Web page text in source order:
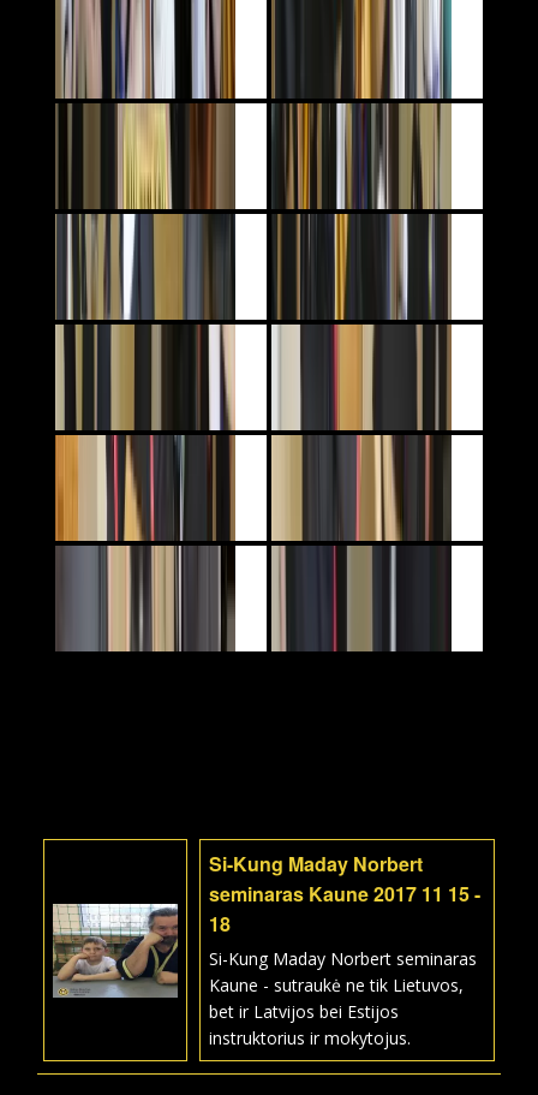
Si-Kung Maday Norbert
seminaras Kaune 2017 11 15 -
18
Si-Kung Maday Norbert seminaras
Kaune - sutraukė ne tik Lietuvos,
bet ir Latvijos bei Estijos
instruktorius ir mokytojus.